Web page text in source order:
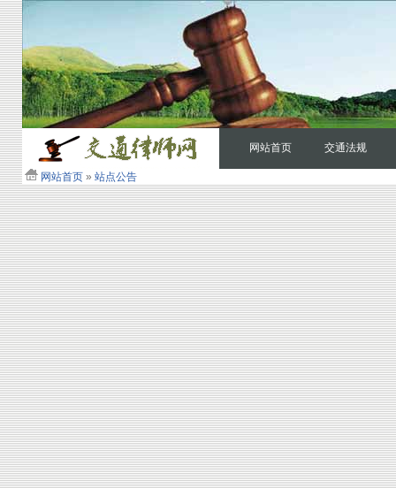
网站首页 交通法规
网站首页 » 站点公告